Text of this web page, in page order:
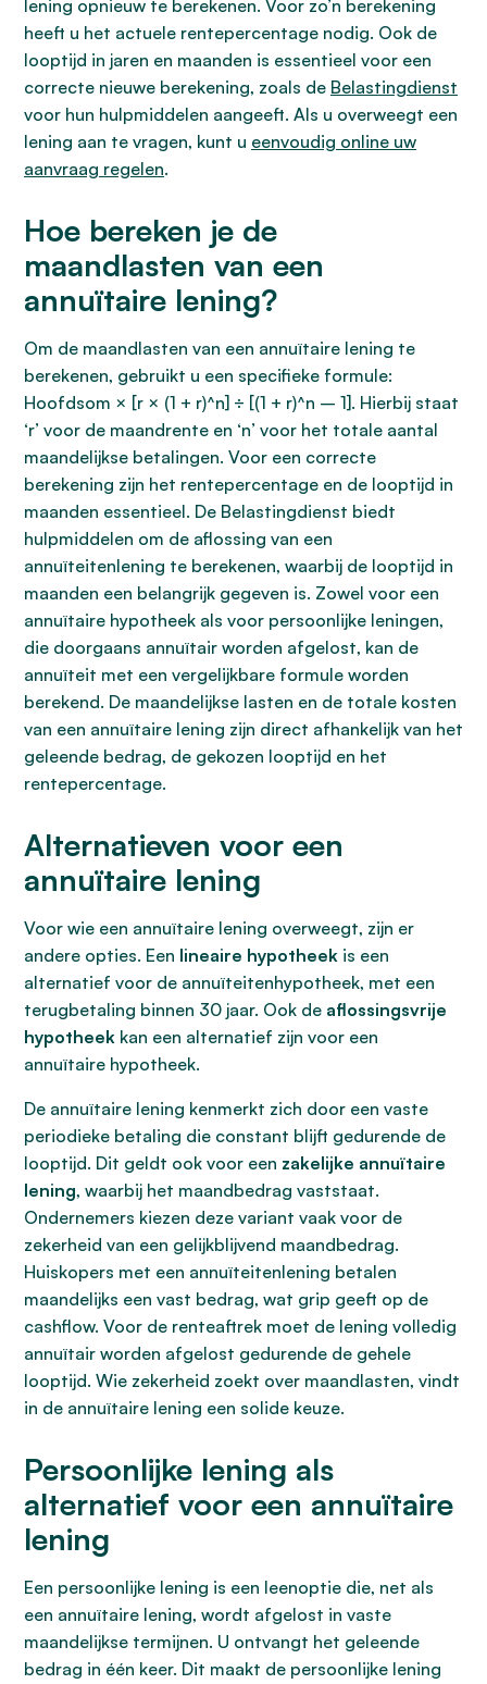
lening opnieuw te berekenen. Voor zo’n berekening
heeft u het actuele rentepercentage nodig. Ook de
looptijd in jaren en maanden is essentieel voor een
correcte nieuwe berekening, zoals de Belastingdienst
voor hun hulpmiddelen aangeeft. Als u overweegt een
lening aan te vragen, kunt u eenvoudig online uw
aanvraag regelen.
Hoe bereken je de
maandlasten van een
annuïtaire lening?
Om de maandlasten van een annuïtaire lening te
berekenen, gebruikt u een specifieke formule:
Hoofdsom × [r × (1 + r)^n] ÷ [(1 + r)^n – 1]. Hierbij staat
‘r’ voor de maandrente en ‘n’ voor het totale aantal
maandelijkse betalingen. Voor een correcte
berekening zijn het rentepercentage en de looptijd in
maanden essentieel. De Belastingdienst biedt
hulpmiddelen om de aflossing van een
annuïteitenlening te berekenen, waarbij de looptijd in
maanden een belangrijk gegeven is. Zowel voor een
annuïtaire hypotheek als voor persoonlijke leningen,
die doorgaans annuïtair worden afgelost, kan de
annuïteit met een vergelijkbare formule worden
berekend. De maandelijkse lasten en de totale kosten
van een annuïtaire lening zijn direct afhankelijk van het
geleende bedrag, de gekozen looptijd en het
rentepercentage.
Alternatieven voor een
annuïtaire lening
Voor wie een annuïtaire lening overweegt, zijn er
andere opties. Een lineaire hypotheek is een
alternatief voor de annuïteitenhypotheek, met een
terugbetaling binnen 30 jaar. Ook de aflossingsvrije
hypotheek kan een alternatief zijn voor een
annuïtaire hypotheek.
De annuïtaire lening kenmerkt zich door een vaste
periodieke betaling die constant blijft gedurende de
looptijd. Dit geldt ook voor een zakelijke annuïtaire
lening, waarbij het maandbedrag vaststaat.
Ondernemers kiezen deze variant vaak voor de
zekerheid van een gelijkblijvend maandbedrag.
Huiskopers met een annuïteitenlening betalen
maandelijks een vast bedrag, wat grip geeft op de
cashflow. Voor de renteaftrek moet de lening volledig
annuïtair worden afgelost gedurende de gehele
looptijd. Wie zekerheid zoekt over maandlasten, vindt
in de annuïtaire lening een solide keuze.
Persoonlijke lening als
alternatief voor een annuïtaire
lening
Een persoonlijke lening is een leenoptie die, net als
een annuïtaire lening, wordt afgelost in vaste
maandelijkse termijnen. U ontvangt het geleende
bedrag in één keer. Dit maakt de persoonlijke lening